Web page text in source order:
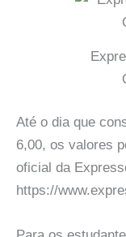
Até o dia que
6,00, os valores
oficial da
https://